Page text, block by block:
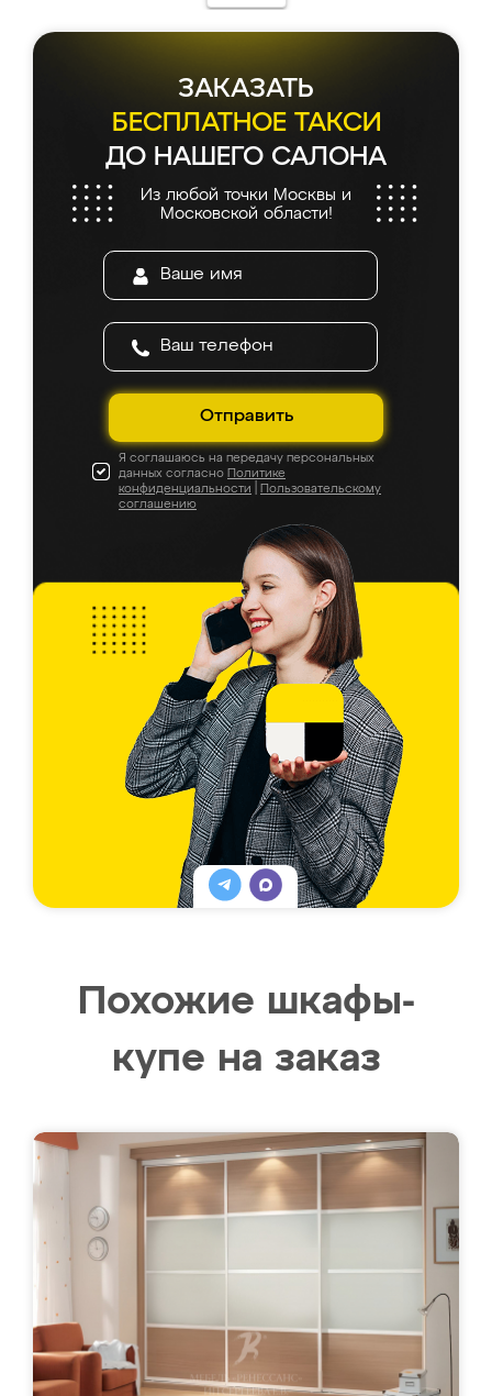
ЗАКАЗАТЬ
БЕСПЛАТНОЕ ТАКСИ
ДО НАШЕГО САЛОНА
Из любой точки Москвы и
Московской области!
Отправить
Я соглашаюсь на передачу персональных
данных согласно Политике
конфиденциальности
Пользовательскому
соглашению
Похожие шкафы-
купе на заказ